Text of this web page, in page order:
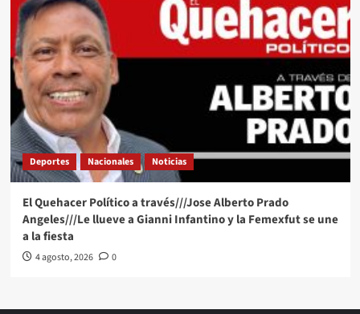
Deportes Nacionales Noticias
El Quehacer Político a través///Jose Alberto Prado
Angeles///Le llueve a Gianni Infantino y la Femexfut se une
a la fiesta
4 agosto, 2026 0